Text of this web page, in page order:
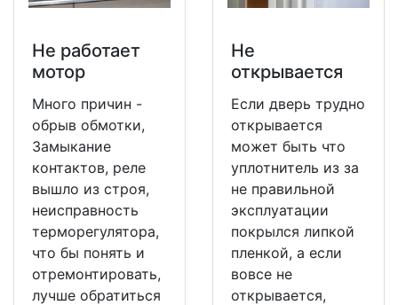
Не работает
мотор
Много причин -
обрыв обмотки,
Замыкание
контактов, реле
вышло из строя,
неисправность
терморегулятора,
что бы понять и
отремонтировать,
лучше обратиться
Не
открывается
Если дверь трудно
открывается
может быть что
уплотнитель из за
не правильной
эксплуатации
покрылся липкой
пленкой, а если
вовсе не
открывается,